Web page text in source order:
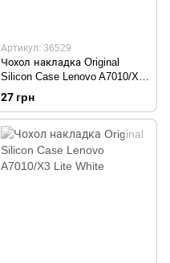
Артикул: 36529
Чохол накладка Original
Silicon Case Lenovo A7010/X3
Lite Blue
27 грн